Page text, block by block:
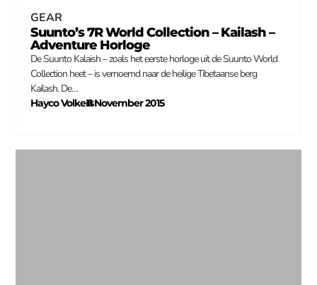
GEAR
Suunto’s 7R World Collection – Kailash –
Adventure Horloge
De Suunto Kalaish – zoals het eerste horloge uit de Suunto World
Collection heet – is vernoemd naar de heilige Tibetaanse berg
Kailash. De…
Hayco Volkers
–
11 November 2015